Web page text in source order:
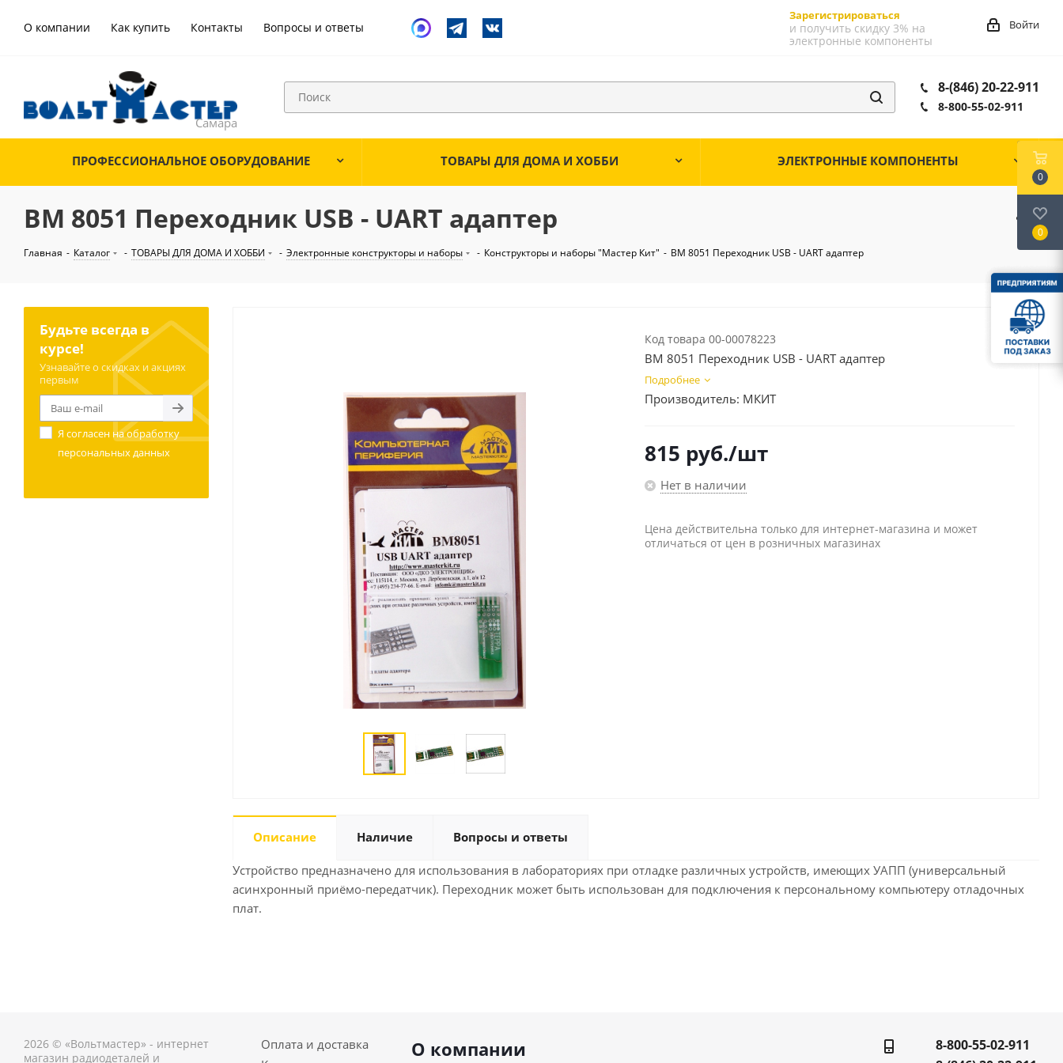
О компании Как купить Контакты Вопросы и ответы
Зарегистрироваться
и получить скидку 3% на
электронные компоненты
Войти
8-(846) 20-22-911
8-800-55-02-911
ПРОФЕССИОНАЛЬНОЕ ОБОРУДОВАНИЕ ТОВАРЫ ДЛЯ ДОМА И ХОББИ ЭЛЕКТРОННЫЕ КОМПОНЕНТЫ
BM 8051 Переходник USB - UART адаптер
Главная - Каталог - ТОВАРЫ ДЛЯ ДОМА И ХОББИ - Электронные конструкторы и наборы - Конструкторы и наборы "Мастер Кит" - BM 8051 Переходник USB - UART адаптер
Код товара 00-00078223
BM 8051 Переходник USB - UART адаптер
Подробнее
Производитель: МКИТ
815 руб./шт
Нет в наличии
Цена действительна только для интернет-магазина и может
отличаться от цен в розничных магазинах
Описание Наличие Вопросы и ответы
Устройство предназначено для использования в лабораториях при отладке различных устройств, имеющих УАПП (универсальный
асинхронный приёмо-передатчик). Переходник может быть использован для подключения к персональному компьютеру отладочных
плат.
Будьте всегда в
курсе!
Узнавайте о скидках и акциях
первым
Я согласен наобработку
персональных данных
2026 © «Вольтмастер» - интернет
магазин радиодеталей и
Оплата и доставка
О компании
8-800-55-02-911
0
0